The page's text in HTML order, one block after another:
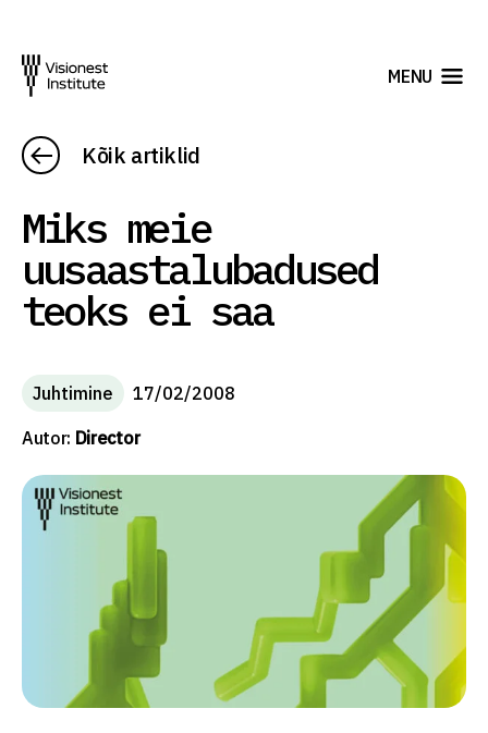
MENU
Kõik artiklid
Miks meie
uusaastalubadused
teoks ei saa
Juhtimine 17/02/2008
Autor: Director